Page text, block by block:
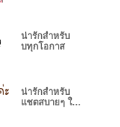
น่ารักสำหรับ
บทุกโอกาส
น่ารักสำหรับ
แชตสบายๆ ใน